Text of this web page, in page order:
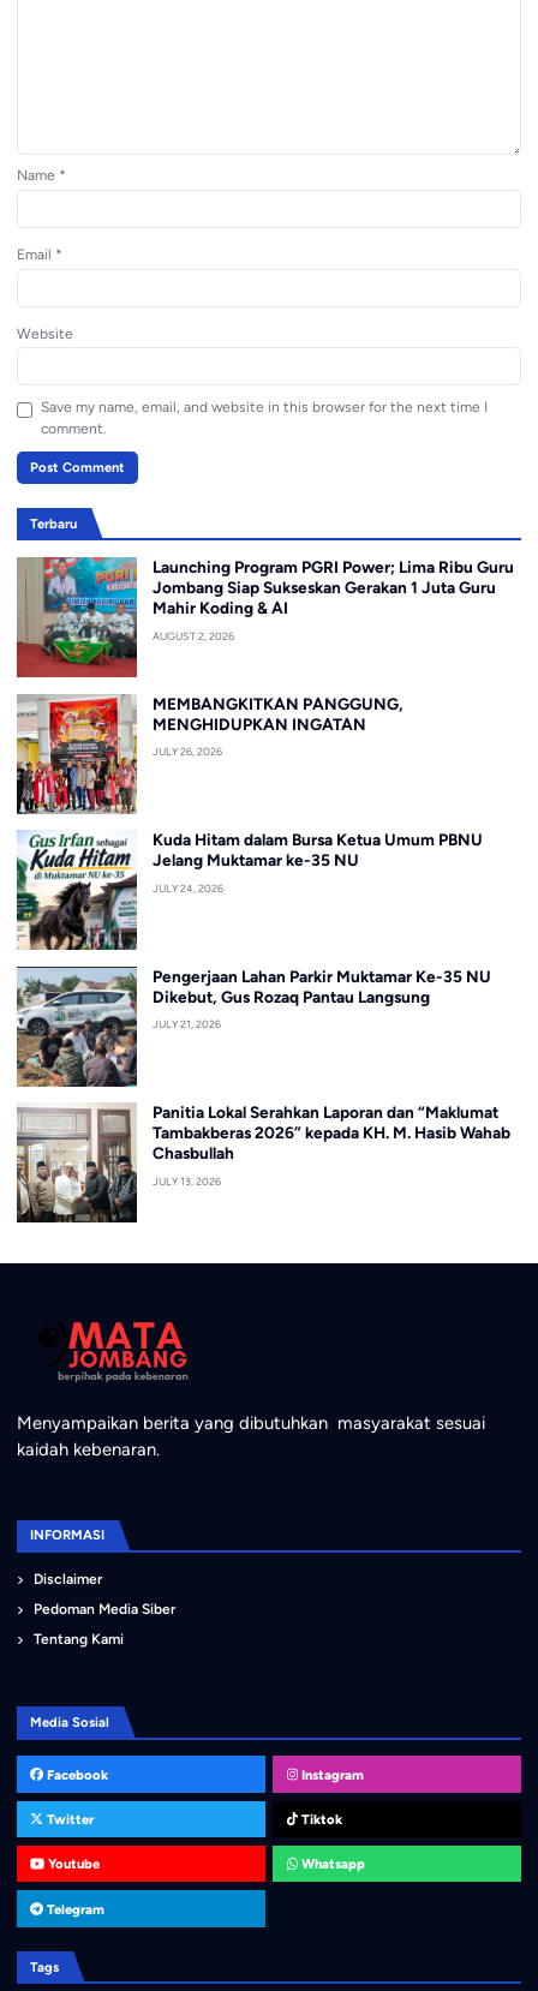
Name *
Email *
Website
Save my name, email, and website in this browser for the next time I
comment.
Terbaru
Launching Program PGRI Power; Lima Ribu Guru
Jombang Siap Sukseskan Gerakan 1 Juta Guru
Mahir Koding & AI
AUGUST 2, 2026
MEMBANGKITKAN PANGGUNG,
MENGHIDUPKAN INGATAN
JULY 26, 2026
Kuda Hitam dalam Bursa Ketua Umum PBNU
Jelang Muktamar ke-35 NU
JULY 24, 2026
Pengerjaan Lahan Parkir Muktamar Ke-35 NU
Dikebut, Gus Rozaq Pantau Langsung
JULY 21, 2026
Panitia Lokal Serahkan Laporan dan “Maklumat
Tambakberas 2026” kepada KH. M. Hasib Wahab
Chasbullah
JULY 13, 2026
Menyampaikan berita yang dibutuhkan masyarakat sesuai
kaidah kebenaran.
INFORMASI
Disclaimer
Pedoman Media Siber
Tentang Kami
Media Sosial
Facebook Instagram
Twitter Tiktok
Youtube Whatsapp
Telegram
Tags